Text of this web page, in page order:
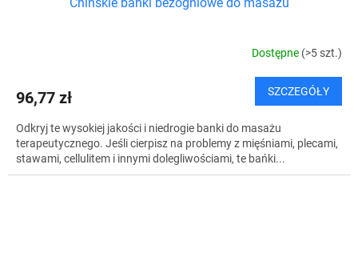
Dostępne (>5 szt.)
96,77 zł SZCZEGÓŁY
Odkryj te wysokiej jakości i niedrogie banki do masażu
terapeutycznego. Jeśli cierpisz na problemy z mięśniami, plecami,
stawami, cellulitem i innymi dolegliwościami, te bańki...